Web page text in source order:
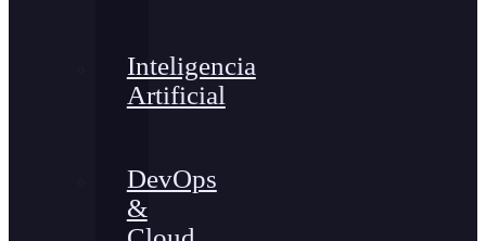
Inteligencia
Artificial
DevOps
&